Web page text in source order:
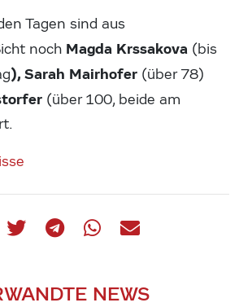
Tagen sind aus
noch Magda Krssakova (bis
), Sarah Mairhofer (über 78)
(über 100, beide am
NEWS